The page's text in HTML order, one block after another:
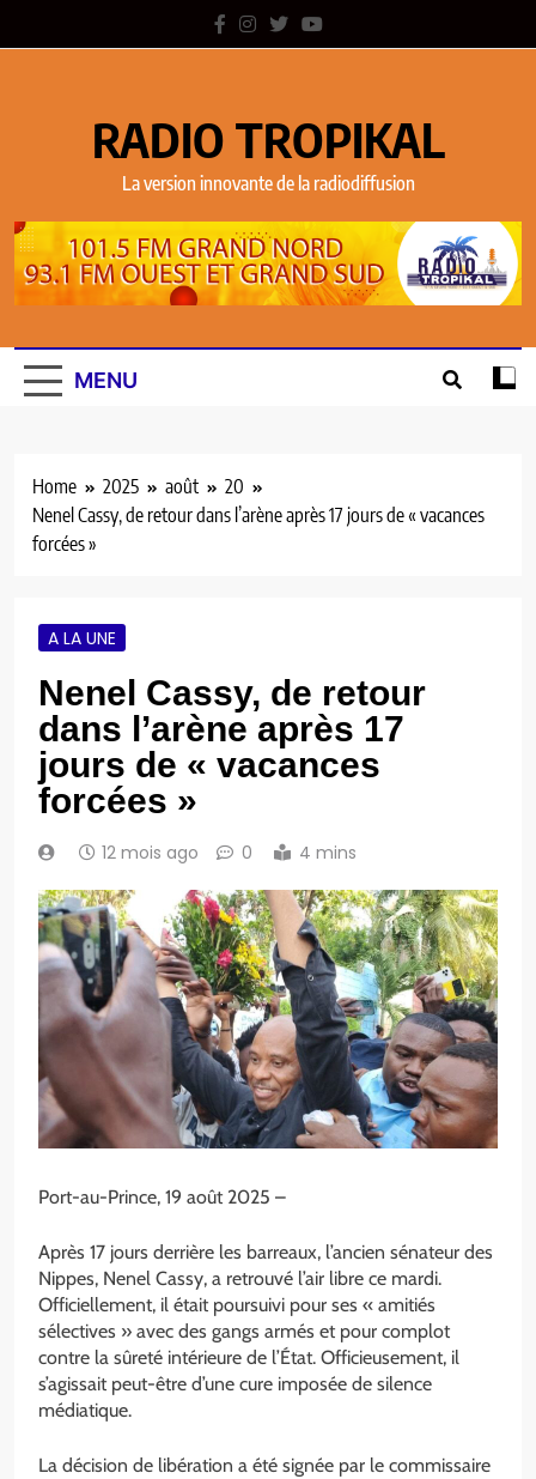
RADIO TROPIKAL
La version innovante de la radiodiffusion
MENU
Home 2025 août
20
Nenel Cassy, de retour dans l’arène après 17 jours de « vacances
forcées »
A LA UNE
Nenel Cassy, de retour
dans l’arène après 17
jours de « vacances
forcées »
12 mois ago 0 4 mins
Port-au-Prince, 19 août 2025 –
Après 17 jours derrière les barreaux, l’ancien sénateur des
Nippes, Nenel Cassy, a retrouvé l’air libre ce mardi.
Officiellement, il était poursuivi pour ses « amitiés
sélectives » avec des gangs armés et pour complot
contre la sûreté intérieure de l’État. Officieusement, il
s’agissait peut-être d’une cure imposée de silence
médiatique.
La décision de libération a été signée par le commissaire